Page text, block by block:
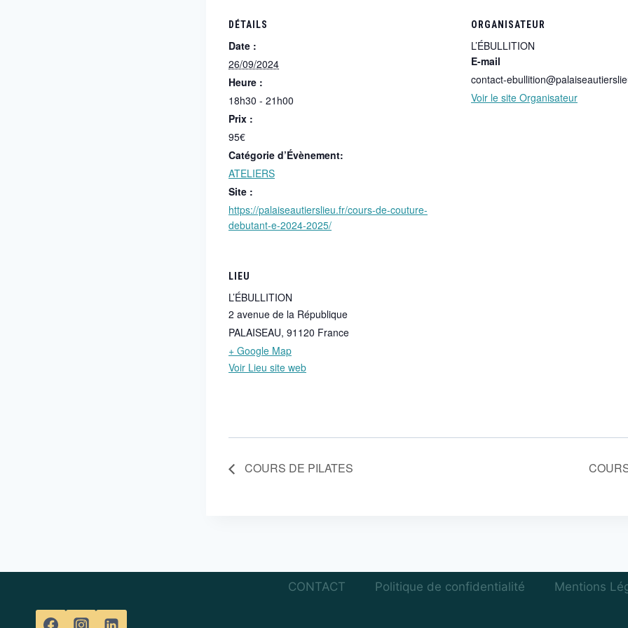
DÉTAILS
Date :
26/09/2024
Heure :
18h30 - 21h00
Prix :
95€
Catégorie d’Évènement:
ATELIERS
Site :
https://palaiseautierslieu.fr/cours-de-couture-
debutant-e-2024-2025/
ORGANISATEUR
L’ÉBULLITION
E-mail
contact-
Voir le site Organisateur
LIEU
L’ÉBULLITION
2 avenue de la République
PALAISEAU, 91120 France
+ Google Map
Voir Lieu site web
COURS DE PILATES
CONTACT Politique de confidentialité Mentions